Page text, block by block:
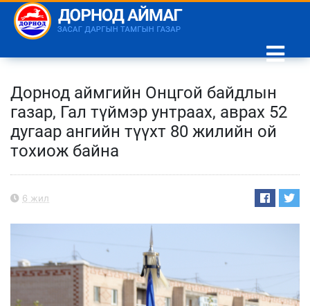
Дорнод аймгийн Онцгой байдлын
газар, Гал түймэр унтраах, аврах 52
дугаар ангийн түүхт 80 жилийн ой
тохиож байна
6 жил